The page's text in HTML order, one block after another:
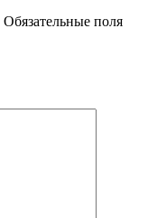
Обязательные поля